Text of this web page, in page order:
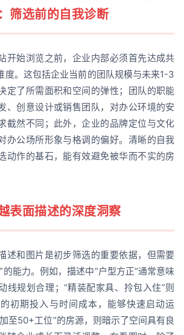
筛选前的自我诊断
开始浏览之前，企业内部必须首先达成共
度。这包括企业当前的团队规模与未来1-3
定了所需面积和空间的弹性；团队的职能
、创意设计或销售团队，对办公环境的安
截然不同；此外，企业的品牌定位与文化
办公场所形象与格调的偏好。清晰的自我
动作的基石，能有效避免被华而不实的房
表面描述的深度洞察
述和图片是初步筛选的重要依据，但需要
的能力。例如，描述中“户型方正”通常意味
线规划合理；“精装配家具、拎包入住”则
初期投入与时间成本，能够快速启动运
至50+工位”的房源，则暗示了空间具有良